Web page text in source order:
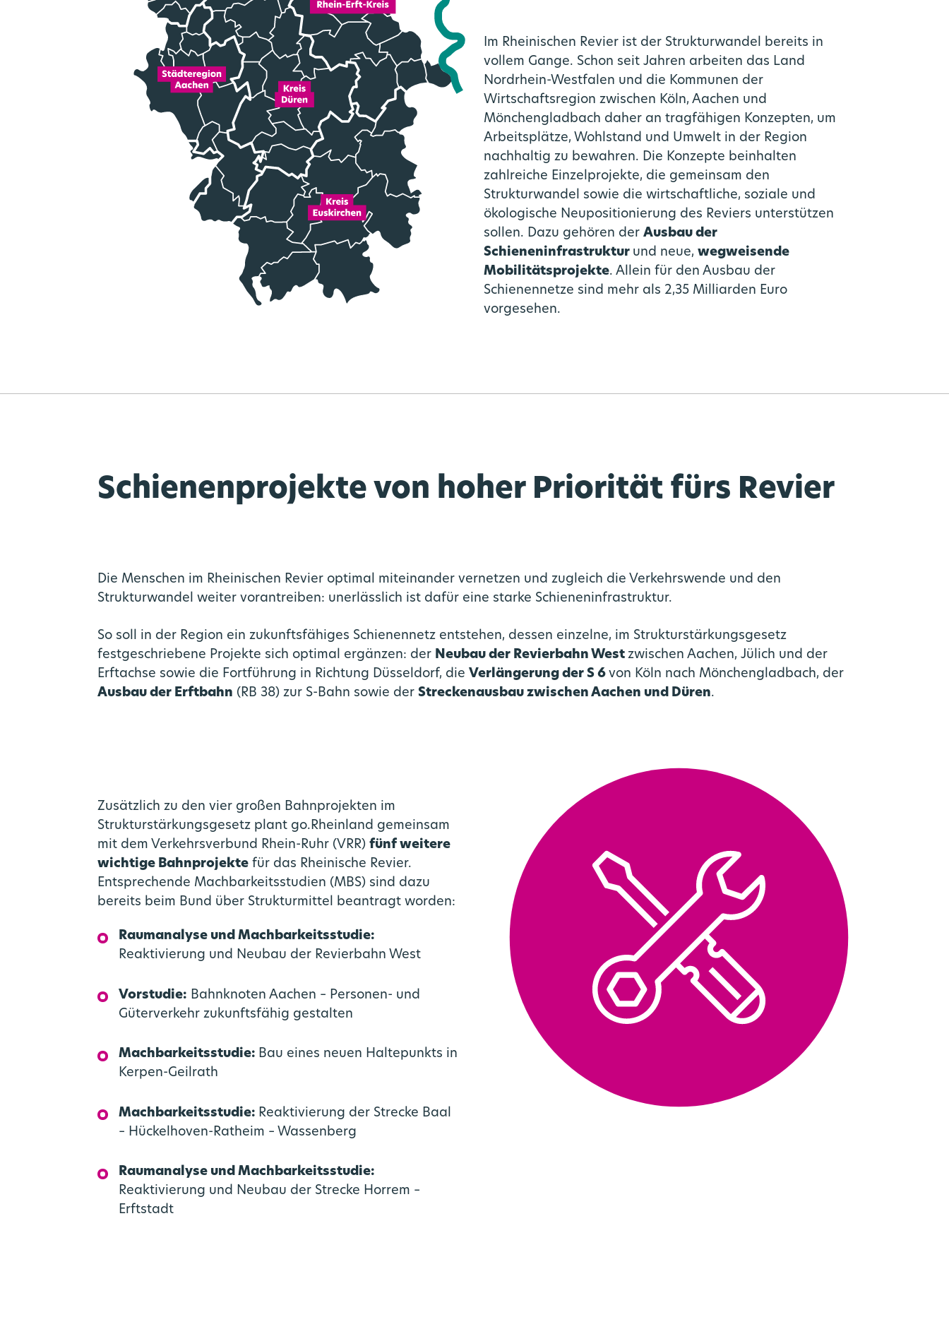
Im Rheinischen Revier ist der Strukturwandel bereits in
vollem Gange. Schon seit Jahren arbeiten das Land
Nordrhein-Westfalen und die Kommunen der
Wirtschaftsregion zwischen Köln, Aachen und
Mönchengladbach daher an tragfähigen Konzepten, um
Arbeitsplätze, Wohlstand und Umwelt in der Region
nachhaltig zu bewahren. Die Konzepte beinhalten
zahlreiche Einzelprojekte, die gemeinsam den
Strukturwandel sowie die wirtschaftliche, soziale und
ökologische Neupositionierung des Reviers unterstützen
sollen. Dazu gehören der Ausbau der
Schieneninfrastruktur und neue, wegweisende
Mobilitätsprojekte. Allein für den Ausbau der
Schienennetze sind mehr als 2,35 Milliarden Euro
vorgesehen.
Schienenprojekte von hoher Priorität fürs Revier
Die Menschen im Rheinischen Revier optimal miteinander vernetzen und zugleich die Verkehrswende und den
Strukturwandel weiter vorantreiben: unerlässlich ist dafür eine starke Schieneninfrastruktur.
So soll in der Region ein zukunftsfähiges Schienennetz entstehen, dessen einzelne, im Strukturstärkungsgesetz
festgeschriebene Projekte sich optimal ergänzen: der Neubau der Revierbahn West zwischen Aachen, Jülich und der
Erftachse sowie die Fortführung in Richtung Düsseldorf, die Verlängerung der S 6 von Köln nach Mönchengladbach, der
Ausbau der Erftbahn (RB 38) zur S-Bahn sowie der Streckenausbau zwischen Aachen und Düren.
Zusätzlich zu den vier großen Bahnprojekten im
Strukturstärkungsgesetz plant go.Rheinland gemeinsam
mit dem Verkehrsverbund Rhein-Ruhr (VRR) fünf weitere
wichtige Bahnprojektefür das Rheinische Revier.
Entsprechende Machbarkeitsstudien (MBS) sind dazu
bereits beim Bund über Strukturmittel beantragt worden:
Raumanalyse und Machbarkeitsstudie:
Reaktivierung und Neubau der Revierbahn West
Vorstudie: Bahnknoten Aachen – Personen- und
Güterverkehr zukunftsfähig gestalten
Machbarkeitsstudie: Bau eines neuen Haltepunkts in
Kerpen-Geilrath
Machbarkeitsstudie: Reaktivierung der Strecke Baal
– Hückelhoven-Ratheim – Wassenberg
Raumanalyse und Machbarkeitsstudie:
Reaktivierung und Neubau der Strecke Horrem –
Erftstadt
Verkehrsprodukte
Verkehrsqualität
SPNV-Vergabeverfahren
Mobilitätsplan / Nahverkehrsplan
Die S-Bahn Rheinland kommt
Förderprogramme
Bahnknoten Aachen
Rheinisches Revier
Park and Ride
Regionale Konzepte
Zukunftsmobilität
CoKo Rechner
Multimodale Datendrehscheibe NRW
Grundlagenuntersuchung Mobilität
Veranstaltungen
LinkedIn News
Video- und Bildmaterial
Publikationen
Pressemeldungen Partner
Pressekontakte
go.Update – Newsletter
Zweckverband
go.Synergie
Gremien
Benefits